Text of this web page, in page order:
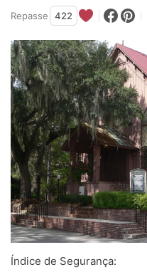
Repasse 422
Índice de Segurança: